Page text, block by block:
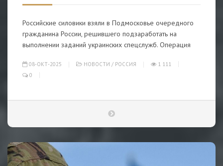
Российские силовики взяли в Подмосковье очередного
гражданина России, решившего подзаработать на
выполнении заданий украинских спецслужб. Операция
08-ОКТ-2025 НОВОСТИ / РОССИЯ
1 111
0